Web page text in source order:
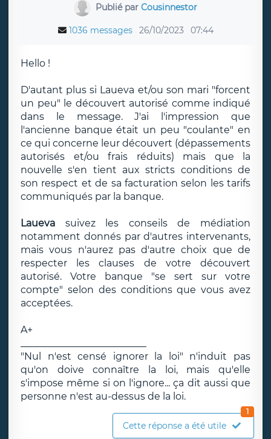
Publié par Cousinnestor
1036 messages 26/10/2023 07:44
Hello !
D'autant plus si Laueva et/ou son mari "forcent
un peu" le découvert autorisé comme indiqué
dans le message. J'ai l'impression que
l'ancienne banque était un peu "coulante" en
ce qui concerne leur découvert (dépassements
autorisés et/ou frais réduits) mais que la
nouvelle s'en tient aux stricts conditions de
son respect et de sa facturation selon les tarifs
communiqués par la banque.
Laueva suivez les conseils de médiation
notamment donnés par d'autres intervenants,
mais vous n'aurez pas d'autre choix que de
respecter les clauses de votre découvert
autorisé. Votre banque "se sert sur votre
compte" selon des conditions que vous avez
acceptées.
A+
"Nul n'est censé ignorer la loi" n'induit pas
qu'on doive connaître la loi, mais qu'elle
s'impose même si on l'ignore... ça dit aussi que
personne n'est au-dessus de la loi.
Cette réponse a été utile
1